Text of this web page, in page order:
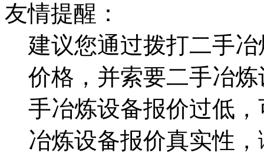
友情提醒：
建议您通过拨打二手
价格，并索要二手冶
手冶炼设备报价过低
冶炼设备报价真实性